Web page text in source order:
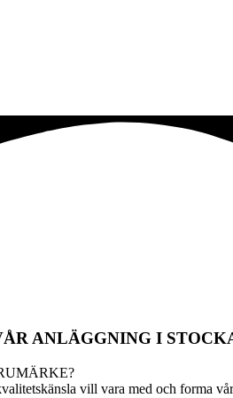
ANLÄGGNING I
vill vara med och forma